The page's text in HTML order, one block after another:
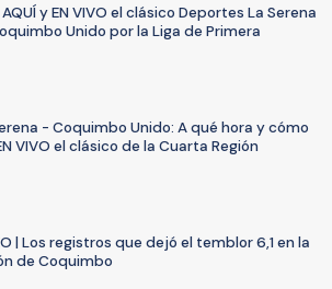
y EN VIVO el clásico Deportes La Serena
Unido por la Liga de Primera
- Coquimbo Unido: A qué hora y cómo
VIVO el clásico de la Cuarta Región
| Los registros que dejó el temblor 6,1 en la
de Coquimbo